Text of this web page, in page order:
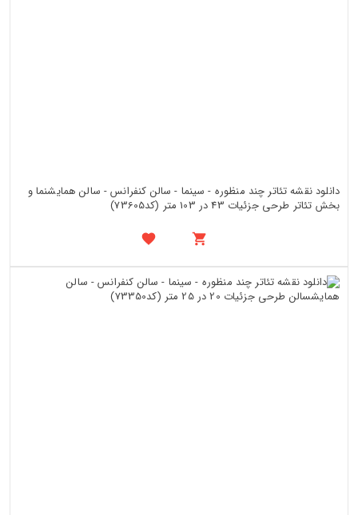
دانلود نقشه تئاتر چند منظوره - سینما - سالن کنفرانس - سالن همایشنما و
بخش تئاتر طرحی جزئیات 43 در 103 متر (کد73605)